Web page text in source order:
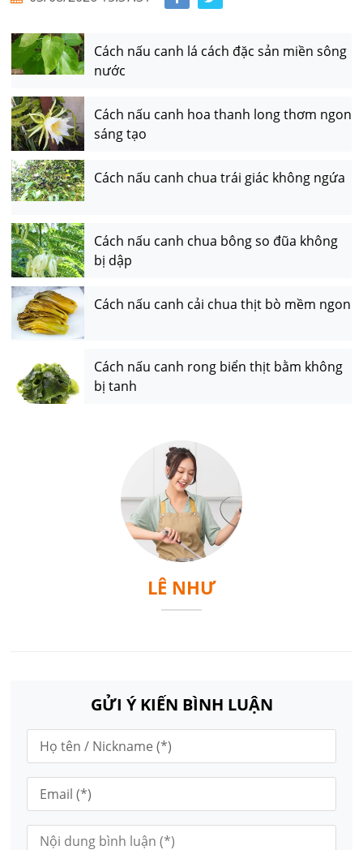
Cách nấu canh lá cách đặc sản miền sông
nước
Cách nấu canh hoa thanh long thơm ngon
sáng tạo
Cách nấu canh chua trái giác không ngứa
Cách nấu canh chua bông so đũa không
bị dập
Cách nấu canh cải chua thịt bò mềm ngon
Cách nấu canh rong biển thịt bằm không
bị tanh
LÊ NHƯ
GỬI Ý KIẾN BÌNH LUẬN